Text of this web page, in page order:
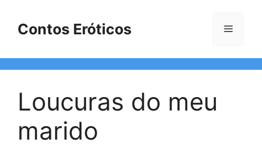
Contos Eróticos Menu
Loucuras do meu
marido